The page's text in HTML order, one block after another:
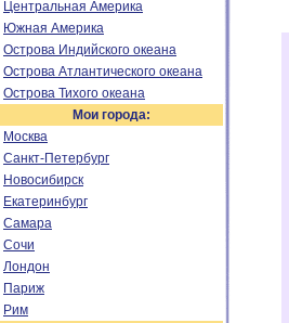
Центральная Америка
Южная Америка
Острова Индийского океана
Острова Атлантического океана
Острова Тихого океана
Мои города:
Москва
Санкт-Петербург
Новосибирск
Екатеринбург
Самара
Сочи
Лондон
Париж
Рим